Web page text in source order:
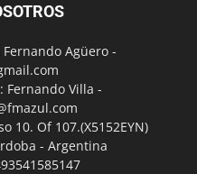
Agüero -
Fernando Villa -
10. Of 107.(X5152EYN)
- Argentina